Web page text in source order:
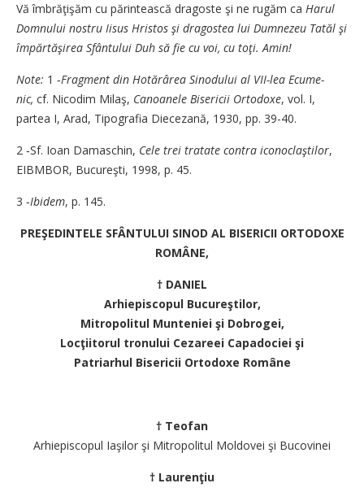
Vă îmbrăţişăm cu părintească dragoste şi ne rugăm ca Harul
Domnului nostru Iisus Hris­tos şi dragostea lui Dum­nezeu Tatăl şi
împărtăşirea Sfân­tului Duh să fie cu voi, cu toţi. Amin!
Note: 1 ‑Fragment din Hotărârea Si­nodului al VII-lea Ecu­me­
nic, cf. Nicodim Milaş, Ca­noanele Bisericii Orto­do­xe, vol. I,
partea I, Arad, Ti­po­gra­fia Diecezană, 1930, pp. 39-40.
2 ‑Sf. Ioan Damaschin, Cele trei tratate contra iconocla­ş­­tilor,
EIBMBOR, Bu­cu­reşti, 1998, p. 45.
3 ‑Ibidem, p. 145.
PREŞEDINTELE SFÂNTULUI SINOD AL BISERICII ORTODOXE
ROMÂNE,
† DANIEL
Arhiepiscopul Bucureştilor,
Mitropolitul Munteniei şi Dobrogei,
Locţiitorul tronului Cezareei Capadociei şi
Patriarhul Bisericii Ortodoxe Române
† Teofan
Arhiepiscopul Iaşilor şi Mitropolitul Moldovei şi Bucovinei
† Laurenţiu